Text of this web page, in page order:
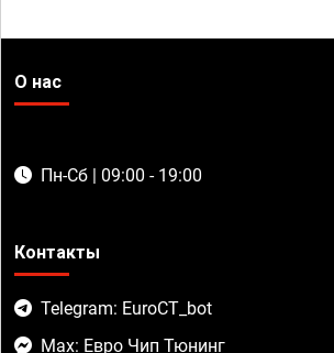
О нас
Пн-Сб | 09:00 - 19:00
Контакты
Telegram: EuroCT_bot
Max: Евро Чип Тюнинг